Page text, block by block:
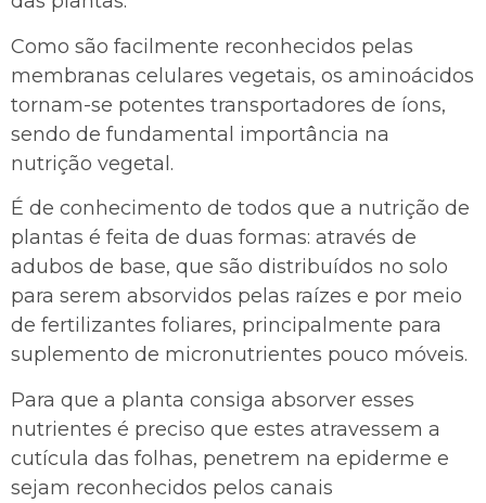
Como são facilmente reconhecidos pelas
membranas celulares vegetais, os aminoácidos
tornam-se potentes transportadores de íons,
sendo de fundamental importância na
nutrição vegetal.
É de conhecimento de todos que a nutrição de
plantas é feita de duas formas: através de
adubos de base, que são distribuídos no solo
para serem absorvidos pelas raízes e por meio
de fertilizantes foliares, principalmente para
suplemento de micronutrientes pouco móveis.
Para que a planta consiga absorver esses
nutrientes é preciso que estes atravessem a
cutícula das folhas, penetrem na epiderme e
sejam reconhecidos pelos canais